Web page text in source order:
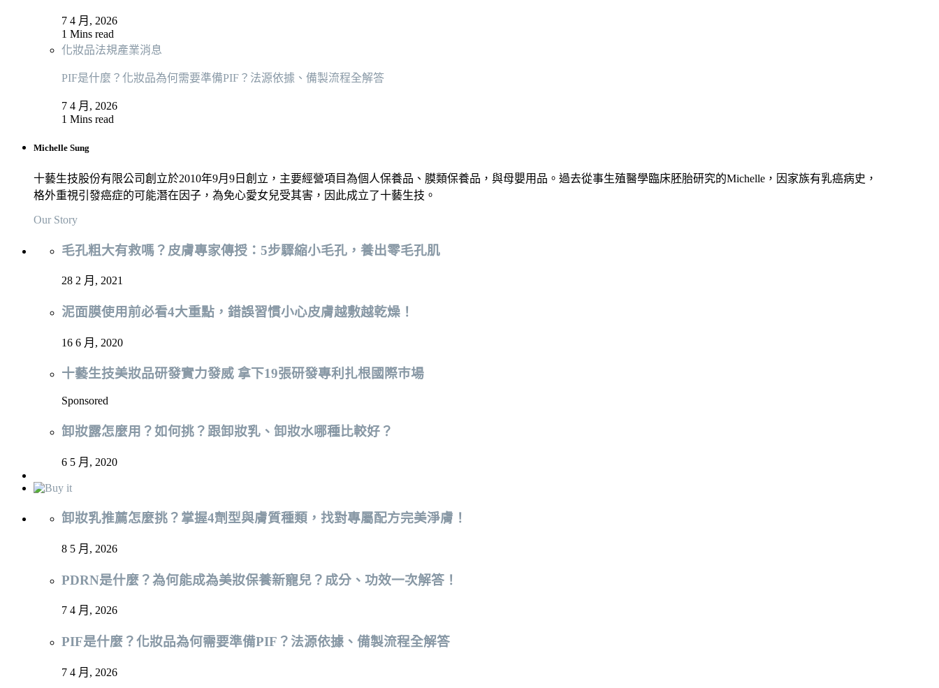
7 4 月, 2026
1 Mins read
化妝品法規產業消息
PIF是什麼？化妝品為何需要準備PIF？法源依據、備製流程全解答
7 4 月, 2026
1 Mins read
Michelle Sung
十藝生技股份有限公司創立於2010年9月9日創立，主要經營項目為個人保養品、膜類保養品，與母嬰用品。過去從事生殖醫學臨床胚胎研究的Michelle，因家族有乳癌病史，
格外重視引發癌症的可能潛在因子，為免心愛女兒受其害，因此成立了十藝生技。
Our Story
毛孔粗大有救嗎？皮膚專家傳授：5步驟縮小毛孔，養出零毛孔肌
28 2 月, 2021
泥面膜使用前必看4大重點，錯誤習慣小心皮膚越敷越乾燥！
16 6 月, 2020
十藝生技美妝品研發實力發威 拿下19張研發專利扎根國際巿場
Sponsored
卸妝露怎麼用？如何挑？跟卸妝乳、卸妝水哪種比較好？
6 5 月, 2020
卸妝乳推薦怎麼挑？掌握4劑型與膚質種類，找對專屬配方完美淨膚！
8 5 月, 2026
PDRN是什麼？為何能成為美妝保養新寵兒？成分、功效一次解答！
7 4 月, 2026
PIF是什麼？化妝品為何需要準備PIF？法源依據、備製流程全解答
7 4 月, 2026